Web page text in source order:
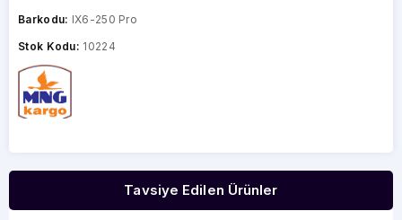
Barkodu: IX6-250 Pro
Stok Kodu: 10224
Tavsiye Edilen Ürünler